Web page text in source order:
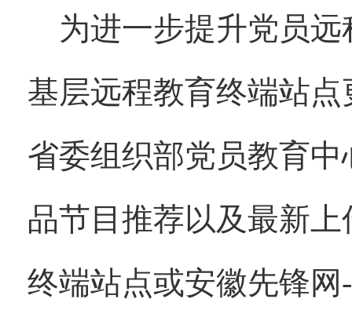
为进一步提升党员远
基层远程教育终端站
省委组织部党员教育
品节目推荐以及最新
终端站点或安徽先锋